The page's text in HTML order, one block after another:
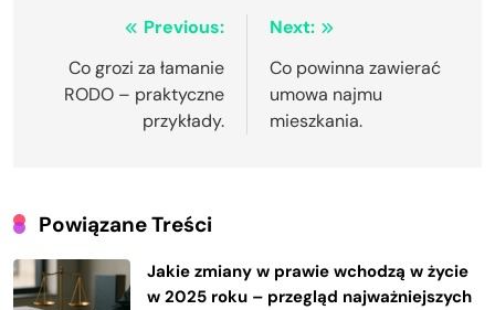
Nawigacja
wpisu
Previous:
Co grozi za łamanie
RODO – praktyczne
przykłady.
Next:
Co powinna zawierać
umowa najmu
mieszkania.
Powiązane Treści
Jakie zmiany w prawie wchodzą w życie
w 2025 roku – przegląd najważniejszych